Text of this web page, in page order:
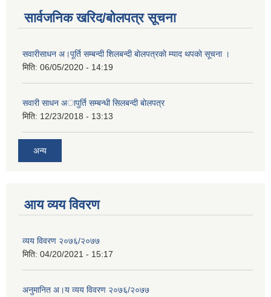
सार्वजनिक खरिद/बोलपत्र सूचना
सवारीसाधन अ।पूर्ति सम्बन्दी शिलबन्दी बाेलपत्रकाे म्याद थपकाे सूचना ।
मिति: 06/05/2020 - 14:19
सवारी साधन अापुर्ति सम्बन्धी सिलबन्दी बाेलपत्र
मिति: 12/23/2018 - 13:13
अन्य
आय व्यय विवरण
व्यय विवरण २०७६/२०७७
मिति: 04/20/2021 - 15:17
अनुमानित अ।य व्यय विवरण २०७६/२०७७